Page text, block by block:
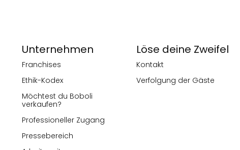
Unternehmen
Franchises
Ethik-Kodex
Möchtest du Boboli
verkaufen?
Professioneller Zugang
Pressebereich
Löse deine Zweifel
Kontakt
Verfolgung der Gäste